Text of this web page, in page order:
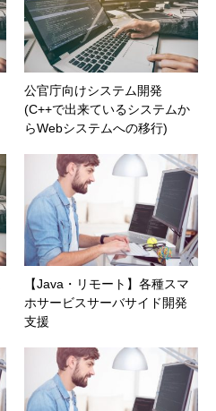
公官庁向けシステム開発
(C++で出来ているシステムか
らWebシステムへの移行)
【Java・リモート】各種スマ
ホサービスサーバサイド開発
支援